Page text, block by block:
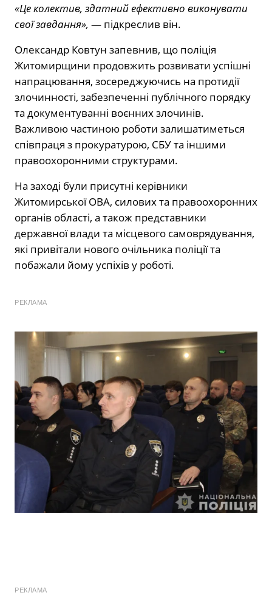
«Це колектив, здатний ефективно виконувати
свої завдання», — підкреслив він.
Олександр Ковтун запевнив, що поліція
Житомирщини продовжить розвивати успішні
напрацювання, зосереджуючись на протидії
злочинності, забезпеченні публічного порядку
та документуванні воєнних злочинів.
Важливою частиною роботи залишатиметься
співпраця з прокуратурою, СБУ та іншими
правоохоронними структурами.
На заході були присутні керівники
Житомирської ОВА, силових та правоохоронних
органів області, а також представники
державної влади та місцевого самоврядування,
які привітали нового очільника поліції та
побажали йому успіхів у роботі.
РЕКЛАМА
РЕКЛАМА